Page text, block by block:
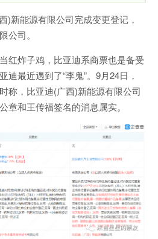
)新能源有限公司完成变更登记，
公司。
红炸子鸡，比亚迪系商票也是备受
迪最近遇到了“李鬼”。9月24日，
称，比亚迪(广西)新能源有限公司
章和王传福签名的消息属实。